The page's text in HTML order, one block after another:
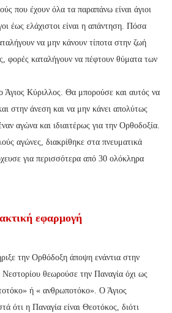
που έχουν όλα τα παραπάνω είναι άγιοι
έως ελάχιστοι είναι η απάντηση. Πόσα
να μην κάνουν τίποτα στην ζωή
φορές καταλήγουν να πέφτουν θύματα των
Άγιος Κύριλλος. Θα μπορούσε και αυτός να
στην άνεση και να μην κάνει απολύτως
αγώνα και ιδιαιτέρως για την Ορθοδοξία.
αγώνες, διακρίθηκε στα πνευματικά
για περισσότερα από 30 ολόκληρα
εφαρμογή
την Ορθόδοξη άποψη ενάντια στην
Νεστορίου θεωρούσε την Παναγία όχι ως
ή « ανθρωποτόκο». Ο Άγιος
ότι η Παναγία είναι Θεοτόκος, διότι